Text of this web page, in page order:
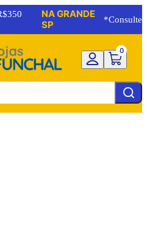
NA GRANDE
SP
*Consulte
0